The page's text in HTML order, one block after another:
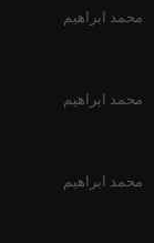
محمد ابراهيم
محمد ابراهيم
محمد ابراهيم